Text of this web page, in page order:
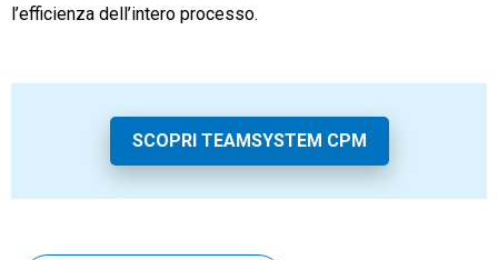
l’efficienza dell’intero processo.
SCOPRI TEAMSYSTEM CPM